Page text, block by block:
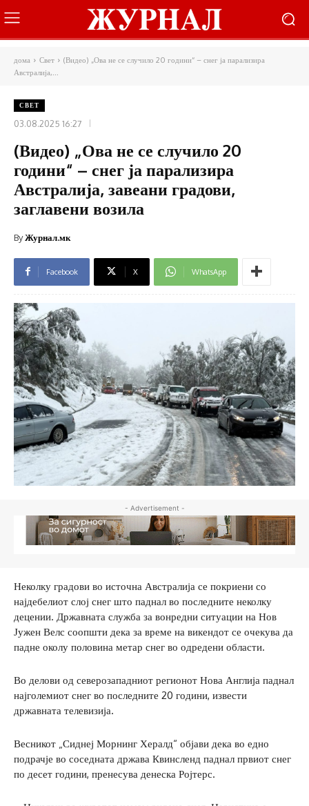
дома Свет
(Видео) „Ова не се случило 20 години“ – снег ја парализира
Австралија,...
СВЕТ
03.08.2025 16:27
(Видео) „Ова не се случило 20
години“ – снег ја парализира
Австралија, завеани градови,
заглавени возила
ByЖурнал.мк
Facebook X WhatsApp
- Advertisement -
Неколку градови во источна Австралија се покриени со
најдебелиот слој снег што паднал во последните неколку
децении. Државната служба за вонредни ситуации на Нов
Јужен Велс соопшти дека за време на викендот се очекува да
падне околу половина метар снег во одредени области.
Во делови од северозападниот регионот Нова Англија паднал
најголемиот снег во последните 20 години, извести
државната телевизија.
Весникот „Сиднеј Морнинг Хералд“ објави дека во едно
подрачје во соседната држава Квинсленд паднал првиот снег
по десет години, пренесува денеска Ројтерс.